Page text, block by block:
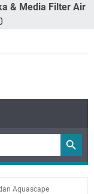
& Media Filter Air
Aquascape